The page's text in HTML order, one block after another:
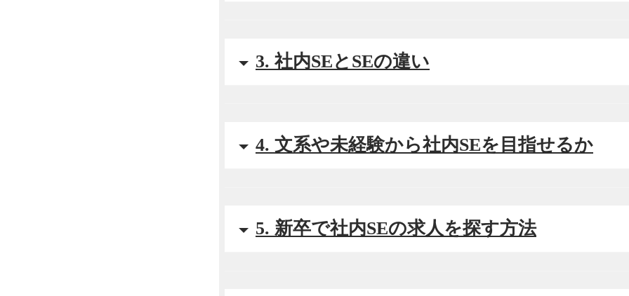
3. 社内SEとSEの違い
4. 文系や未経験から社内SEを目指せるか
5. 新卒で社内SEの求人を探す方法